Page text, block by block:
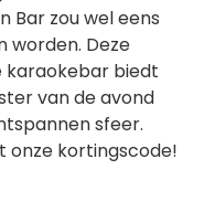
Bar zou wel eens
worden. Deze
karaokebar biedt
van de avond
sfeer.
onze kortingscode!